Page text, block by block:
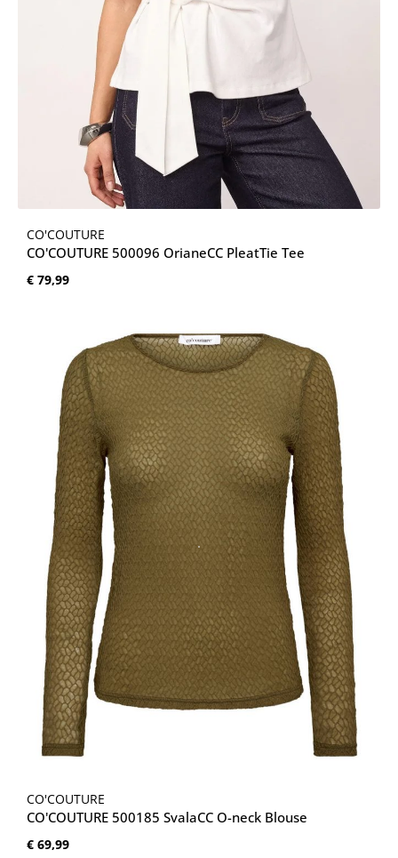
CO'COUTURE
CO'COUTURE 500096 OrianeCC PleatTie Tee
Normale prijs:
€ 79,99
CO'COUTURE
CO'COUTURE 500185 SvalaCC O-neck Blouse
Normale prijs:
€ 69,99